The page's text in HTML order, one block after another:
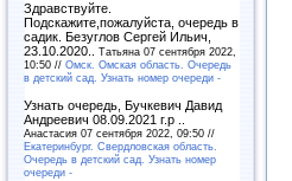
Здравствуйте.
Подскажите,пожалуйста, очередь в
садик. Безуглов Сергей Ильич,
23.10.2020.. Татьяна 07 сентября 2022,
10:50 // Омск. Омская область. Очередь
в детский сад. Узнать номер очереди -
Узнать очередь, Бучкевич Давид
Андреевич 08.09.2021 г.р ..
Анастасия 07 сентября 2022, 09:50 //
Екатеринбург. Свердловская область.
Очередь в детский сад. Узнать номер
очереди -